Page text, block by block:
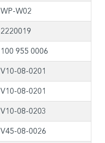
WP-W02
2220019
100 955 0006
V10-08-0201
V10-08-0201
V10-08-0203
V45-08-0026